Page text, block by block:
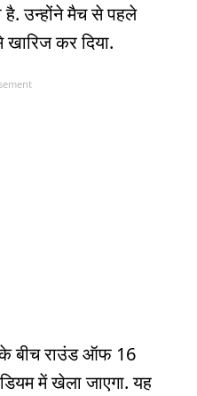
उन्होंने मैच से पहले
खारिज कर दिया.
बीच राउंड ऑफ 16
में खेला जाएगा. यह